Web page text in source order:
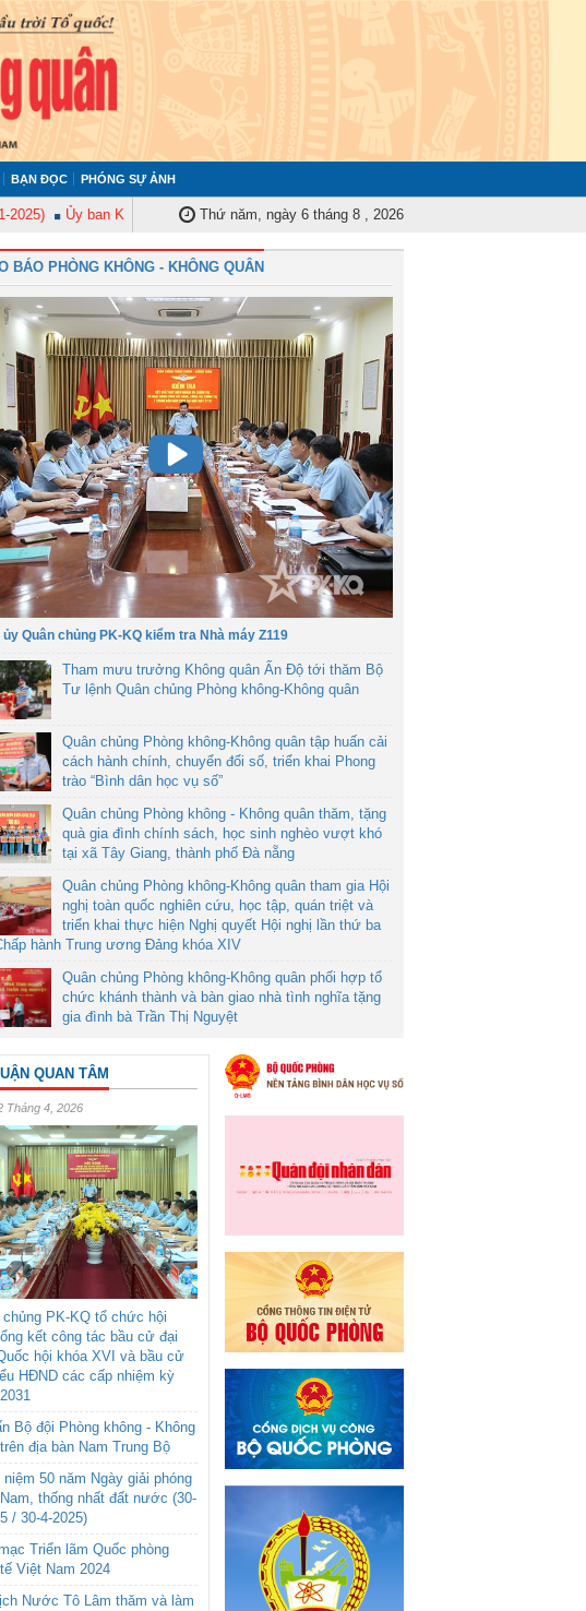
BẠN ĐỌC PHÓNG SỰ ẢNH
Ủy ban Kiểm tra Quân ủy Trung ương tập huấn nghiệp vụ công tác kiểm tra, giám sát năm
Thứ năm, ngày 6 tháng 8 , 2026
BÁO PHÒNG KHÔNG - KHÔNG QUÂN
ủy Quân chủng PK-KQ kiểm tra Nhà máy Z119
Tham mưu trưởng Không quân Ấn Độ tới thăm Bộ
Tư lệnh Quân chủng Phòng không-Không quân
Quân chủng Phòng không-Không quân tập huấn cải
cách hành chính, chuyển đổi số, triển khai Phong
trào “Bình dân học vụ số”
Quân chủng Phòng không - Không quân thăm, tặng
quà gia đình chính sách, học sinh nghèo vượt khó
tại xã Tây Giang, thành phố Đà nẵng
Quân chủng Phòng không-Không quân tham gia Hội
nghị toàn quốc nghiên cứu, học tập, quán triệt và
triển khai thực hiện Nghị quyết Hội nghị lần thứ ba
hành Trung ương Đảng khóa XIV
Quân chủng Phòng không-Không quân phối hợp tổ
chức khánh thành và bàn giao nhà tình nghĩa tặng
gia đình bà Trần Thị Nguyệt
QUAN TÂM
Tháng 4, 2026
chủng PK-KQ tổ chức hội
kết công tác bầu cử đại
hội khóa XVI và bầu cử
HĐND các cấp nhiệm kỳ
Bộ đội Phòng không - Không
địa bàn Nam Trung Bộ
niệm 50 năm Ngày giải phóng
thống nhất đất nước (30-
/ 30-4-2025)
Triển lãm Quốc phòng
Việt Nam 2024
Nước Tô Lâm thăm và làm